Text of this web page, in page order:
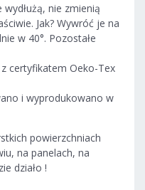
nie zmienią
Jak? Wywróć je na
w 40°. Pozostałe
certyfikatem Oeko-Tex
i wyprodukowano w
powierzchniach
na panelach, na
działo !